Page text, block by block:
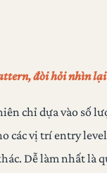
đòi hỏi nhìn
chỉ dựa vào số
các vị trí entry
Dễ làm nhất là